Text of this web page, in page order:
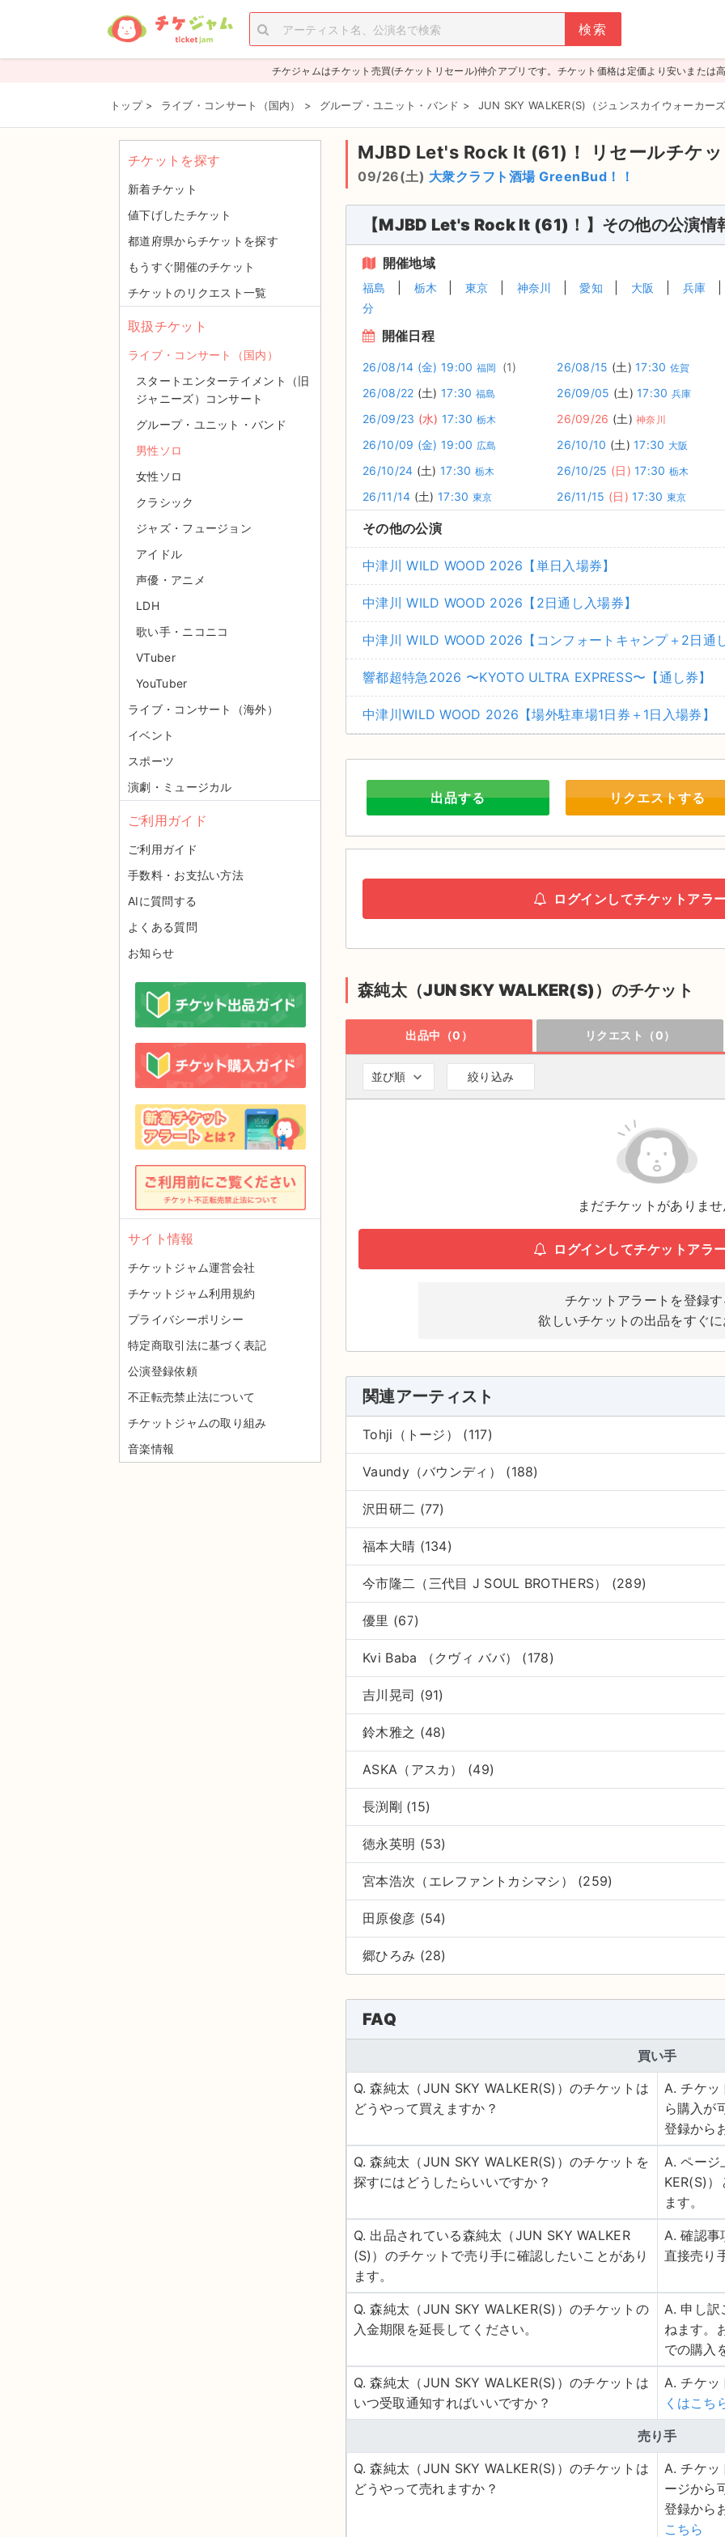
チケジャムはチケット売買(チケットリセール)仲介アプリです。チケット価格は定価より安いまたは
トップ > ライブ・コンサート（国内） > グループ・ユニット・バンド > JUN SKY WALKER(S)（ジュンスカイウォーカーズ
MJBD Let's Rock It (61)！ リセールチケ
09/26(土) 大衆クラフト酒場 GreenBud！！
【MJBD Let's Rock It (61)！】その他の公演情
開催地域
福島 栃木 東京 神奈川 愛知 大阪 兵庫
分
開催日程
26/08/14 (金) 19:00 福岡 (1) 26/08/15 (土) 17:30 佐賀
26/08/22 (土) 17:30 福島 26/09/05 (土) 17:30 兵庫
26/09/23 (水) 17:30 栃木 26/09/26 (土) 神奈川
26/10/09 (金) 19:00 広島 26/10/10 (土) 17:30 大阪
26/10/24 (土) 17:30 栃木 26/10/25 (日) 17:30 栃木
26/11/14 (土) 17:30 東京 26/11/15 (日) 17:30 東京
その他の公演
中津川 WILD WOOD 2026【単日⼊場券】
中津川 WILD WOOD 2026【2⽇通し⼊場券】
中津川 WILD WOOD 2026【コンフォートキャンプ＋2⽇通
響都超特急2026 〜KYOTO ULTRA EXPRESS〜【通し券】
中津川WILD WOOD 2026【場外駐車場1日券＋1日入場券】
出品する リクエストする
ログインしてチケットアラ
森純太（JUN SKY WALKER(S)）のチケット
出品中（0） リクエスト（0）
並び順 絞り込み
まだチケットがありませ
ログインしてチケットアラ
チケットアラートを登録す
欲しいチケットの出品をすぐ
関連アーティスト
Tohji（トージ） (117)
Vaundy（バウンディ） (188)
沢田研二 (77)
福本大晴 (134)
今市隆二（三代目 J SOUL BROTHERS） (289)
優里 (67)
Kvi Baba （クヴィ ババ） (178)
吉川晃司 (91)
鈴木雅之 (48)
ASKA（アスカ） (49)
長渕剛 (15)
徳永英明 (53)
宮本浩次（エレファントカシマシ） (259)
田原俊彦 (54)
郷ひろみ (28)
FAQ
買い手
Q. 森純太（JUN SKY WALKER(S)）のチケットは
どうやって買えますか？
A. チケッ
ら購入が
登録から
Q. 森純太（JUN SKY WALKER(S)）のチケットを
探すにはどうしたらいいですか？
A. ページ
KER(S)
ます。
Q. 出品されている森純太（JUN SKY WALKER
(S)）のチケットで売り手に確認したいことがあり
ます。
A. 確認事
直接売り
Q. 森純太（JUN SKY WALKER(S)）のチケットの
入金期限を延長してください。
A. 申し訳
ねます。
での購入
Q. 森純太（JUN SKY WALKER(S)）のチケットは
いつ受取通知すればいいですか？
A. チケッ
くはこち
売り手
Q. 森純太（JUN SKY WALKER(S)）のチケットは
どうやって売れますか？
A. チケッ
ージから
登録から
こちら
チケットを探す
新着チケット
値下げしたチケット
都道府県からチケットを探す
もうすぐ開催のチケット
チケットのリクエスト一覧
取扱チケット
ライブ・コンサート（国内）
スタートエンターテイメント（旧
ジャニーズ）コンサート
グループ・ユニット・バンド
男性ソロ
女性ソロ
クラシック
ジャズ・フュージョン
アイドル
声優・アニメ
LDH
歌い手・ニコニコ
VTuber
YouTuber
ライブ・コンサート（海外）
イベント
スポーツ
演劇・ミュージカル
ご利用ガイド
ご利用ガイド
手数料・お支払い方法
AIに質問する
よくある質問
お知らせ
サイト情報
チケットジャム運営会社
チケットジャム利用規約
プライバシーポリシー
特定商取引法に基づく表記
公演登録依頼
不正転売禁止法について
チケットジャムの取り組み
音楽情報